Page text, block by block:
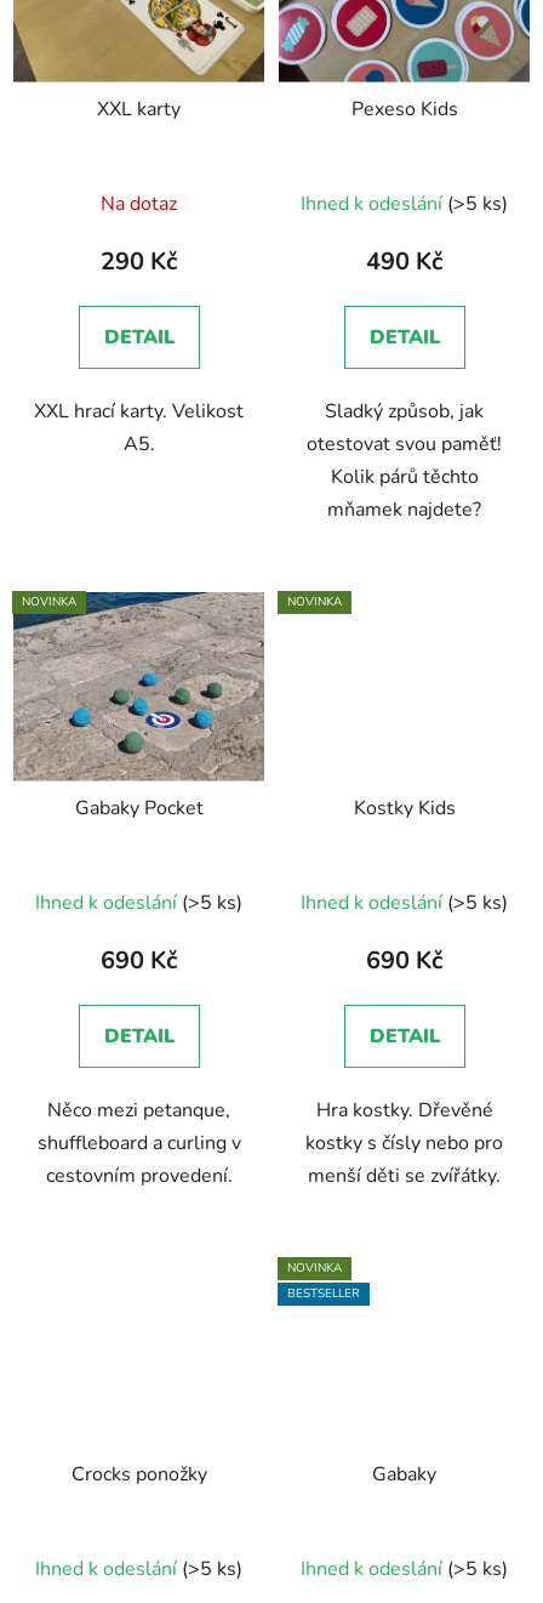
s
p
r
XXL karty
Na dotaz
290 Kč
DETAIL
XXL hrací karty. Velikost
A5.
Pexeso Kids
Ihned k odeslání (>5 ks)
490 Kč
DETAIL
Sladký způsob, jak
otestovat svou paměť!
Kolik párů těchto
mňamek najdete?
NOVINKA
Gabaky Pocket
Ihned k odeslání (>5 ks)
690 Kč
DETAIL
Něco mezi petanque,
shuffleboard a curling v
cestovním provedení.
NOVINKA
Kostky Kids
Ihned k odeslání (>5 ks)
690 Kč
DETAIL
Hra kostky. Dřevěné
kostky s čísly nebo pro
menší děti se zvířátky.
Crocks ponožky
Ihned k odeslání (>5 ks)
NOVINKA
BESTSELLER
Gabaky
hodnocení
Ihned k odeslání (>5 ks)